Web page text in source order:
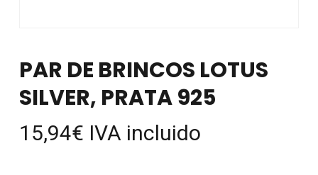
PAR DE BRINCOS LOTUS
SILVER, PRATA 925
15,94€ IVA incluido